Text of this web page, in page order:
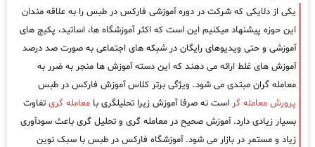
یکی از دلایکی که شرکت در دوره آموزشی فارکس در طبس را به علاقه مندان
این حوزه پیشنهاد میکنیم این است که اکثر آموزشگاه ها، اساتید، پکیج های
آموزشی و حتی ویدیوهای رایگان در شبکه های اجتماعی به صورت صد درصد
آموزش های غلط ارائه می دهند که این دسته آموزش ها منجر به ضرر به
معامله گران مبتدی می شود. ویژگی برتر کلاس آموزش فارکس در طبس
پرورش معامله گر است نه صرفا آموزش زیرا تحلیلگری با معامله گری تفاوت
بسیار زیادی دارد. آموزش صحیح در معامله گری و تحلیل گری باعث سودآوری
زیاد و مستمر در بازار می شود. آموزشگاه فارکس در طبس با سبک نوین